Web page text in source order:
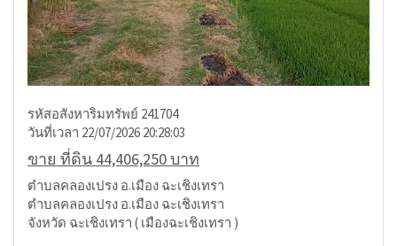
รหัสอสังหาริมทรัพย์ 241704
วันที่เวลา 22/07/2026 20:28:03
ขาย ที่ดิน 44,406,250 บาท
ตำบลคลองเปรง อ.เมือง ฉะเชิงเทรา
ตำบลคลองเปรง อ.เมือง ฉะเชิงเทรา
จังหวัด ฉะเชิงเทรา ( เมืองฉะเชิงเทรา )